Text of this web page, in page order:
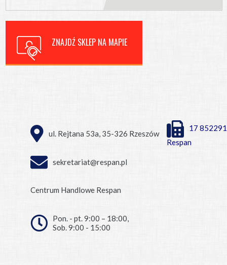
ZNAJDŹ SKLEP NA MAPIE
ul. Rejtana 53a, 35-326 Rzeszów
17
Respan
sekretariat@respan.pl
Centrum Handlowe Respan
Pon. - pt. 9:00 – 18:00,
Sob. 9:00 - 15:00